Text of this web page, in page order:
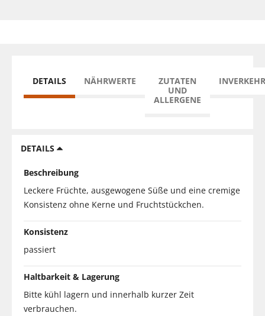
DETAILS NÄHRWERTE
ZUTATEN
UND
ALLERGENE
DETAILS
Beschreibung
Leckere Früchte, ausgewogene Süße und eine cremige
Konsistenz ohne Kerne und Fruchtstückchen.
Konsistenz
passiert
Haltbarkeit & Lagerung
Bitte kühl lagern und innerhalb kurzer Zeit
verbrauchen.